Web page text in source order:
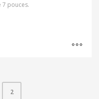
7 pouces.
2